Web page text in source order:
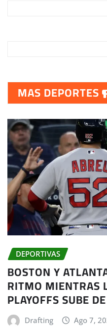
MAS DEPORTES
DEPORTIVAS
BOSTON Y
RITMO MIENTRAS
PLAYOFFS SUBE
Drafting Ago 7,